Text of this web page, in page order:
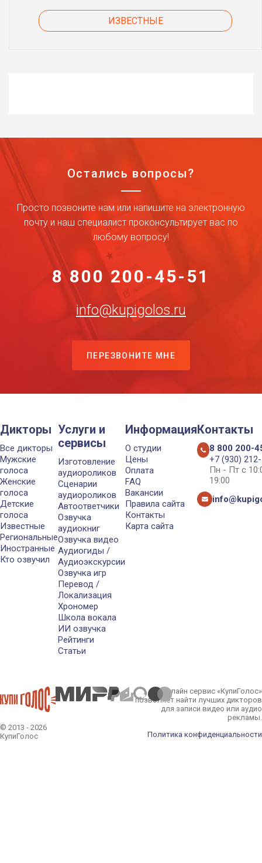
ИЗВЕСТНЫЕ
Остались вопросы?
Просто позвоните нам или напишите на электронную
почту и наш специалист проконсультирует вас по
любому вопросу!
8 800 200-45-51
info@kupigolos.ru
ПЕРЕЗВОНИТЕ МНЕ
Дикторы
Все дикторы
Мужские
голоса
Женские
голоса
Детские
голоса
Известные
Региональные
Иностранные
Кто озвучил
Услуги и
сервисы
Изготовление
аудиороликов
Сценарии
аудиороликов
Автоответчики
Озвучка
аудиокниг
Озвучка видео
Аудиогиды /
Аудиоэкскурсии
Озвучка игр
Перевод /
Локализация
Хрономер
Школа вокала
ИИ озвучка
Рейтинги
Статьи
Информация
О студии
Цены
Оплата
FAQ
Вакансии
Правила сайта
Контакты
Карта сайта
Контакты
8 800 200-
+7 (930)
Пн - Пт с
19:00
© 2013 - 2026
КупиГолос
Онлайн сервис «КупиГолос»
позволяет найти лучших дикторов
для записи видео или аудио
рекламы.
Политика конфиденциальности